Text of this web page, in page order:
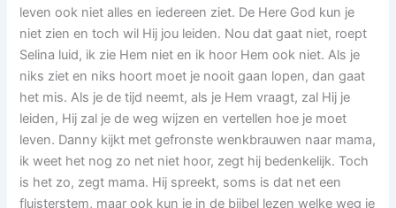
leven ook niet alles en iedereen ziet. De Here God kun je
niet zien en toch wil Hij jou leiden. Nou dat gaat niet, roept
Selina luid, ik zie Hem niet en ik hoor Hem ook niet. Als je
niks ziet en niks hoort moet je nooit gaan lopen, dan gaat
het mis. Als je de tijd neemt, als je Hem vraagt, zal Hij je
leiden, Hij zal je de weg wijzen en vertellen hoe je moet
leven. Danny kijkt met gefronste wenkbrauwen naar mama,
ik weet het nog zo net niet hoor, zegt hij bedenkelijk. Toch
is het zo, zegt mama. Hij spreekt, soms is dat net een
fluisterstem, maar ook kun je in de bijbel lezen welke weg je